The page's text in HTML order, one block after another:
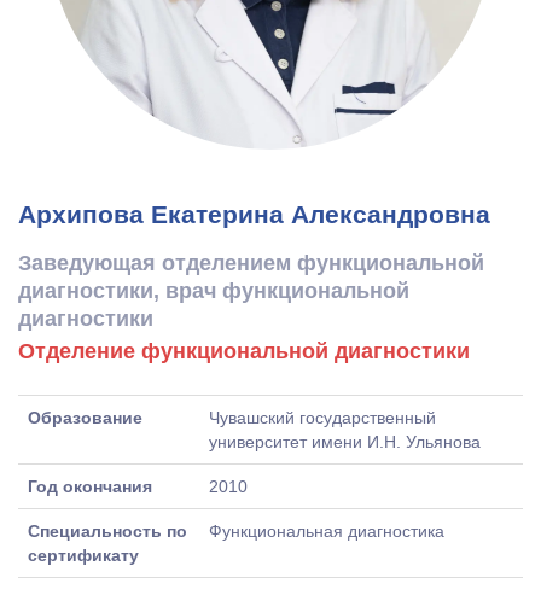
Архипова Екатерина Александровна
Заведующая отделением функциональной
диагностики, врач функциональной
диагностики
Отделение функциональной диагностики
Образование
Чувашский государственный
университет имени И.Н. Ульянова
Год окончания 2010
Специальность по
сертификату
Функциональная диагностика